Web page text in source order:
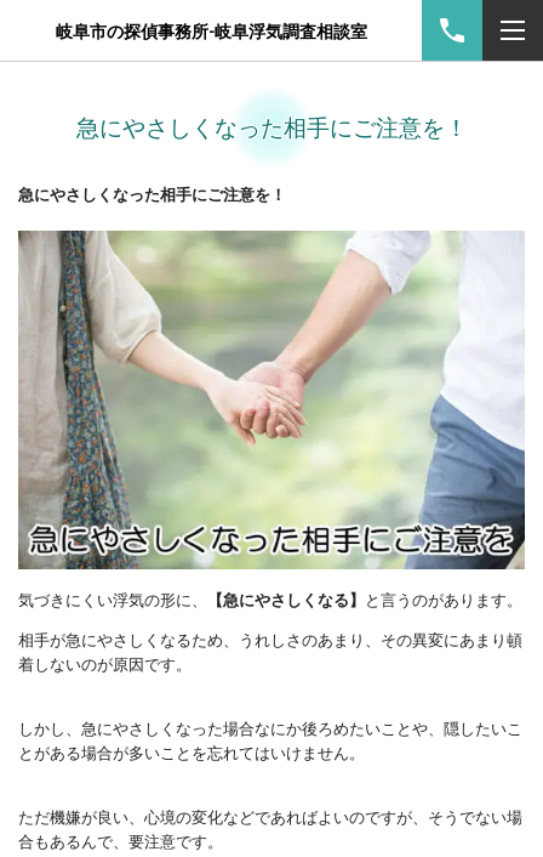
岐阜市の探偵事務所-岐阜浮気調査相談室
急にやさしくなった相手にご注意を！
急にやさしくなった相手にご注意を！
気づきにくい浮気の形に、 【急にやさしくなる】 と言うのがあります。
相手が急にやさしくなるため、うれしさのあまり、その異変にあまり頓
着しないのが原因です。
しかし、急にやさしくなった場合なにか後ろめたいことや、隠したいこ
とがある場合が多いことを忘れてはいけません。
ただ機嫌が良い、心境の変化などであればよいのですが、そうでない場
合もあるんで、要注意です。